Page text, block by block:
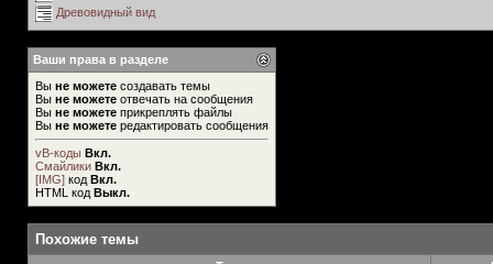
Древовидный вид
Ваши права в разделе
Вы не можете создавать темы
Вы не можете отвечать на сообщения
Вы не можете прикреплять файлы
Вы не можете редактировать сообщения
vB-коды Вкл.
Смайлики Вкл.
[IMG] код Вкл.
HTML код Выкл.
Похожие темы